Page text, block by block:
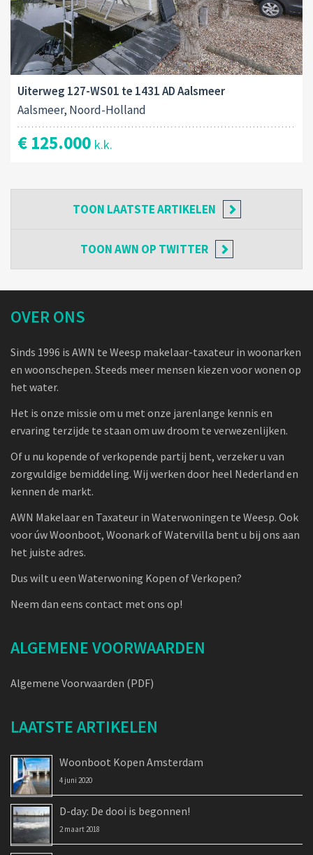
Uiterweg 127-WS01 te 1431 AD Aalsmeer
Aalsmeer, Noord-Holland
€ 125.000 k.k.
TOON LAATSTE ARTIKELEN
TOONAWN OP TWITTER
OVER ONS
Sinds 1996 is AWN te Weesp makelaar-taxateur in woonarken
en woonschepen. Steeds meer mensen kiezen voor wonen op
het water.
Het is onze missie om u met onze jarenlange kennis en
ervaring terzijde te staan om uw droom te verwezenlijken.
Of u nu kopende of verkopende partij bent, verzeker u van
zorgvuldige bemiddeling. Wij werken door heel Nederland en
kennen de markt.
AWN Makelaar en Taxateur in Waterwoningen te Weesp. Ook
voor úw Woonboot, Woonark of Watervilla bent u bij ons aan
het juiste adres.
Dus wilt u een Waterwoning Kopen of Verkopen?
Neem dan eens contact met ons op!
ALGEMENE VOORWAARDEN
Algemene Voorwaarden (PDF)
LAATSTE ARTIKELEN
Woonboot Kopen Amsterdam
4 juni 2020
D-day: De dooi is begonnen!
2 maart 2018